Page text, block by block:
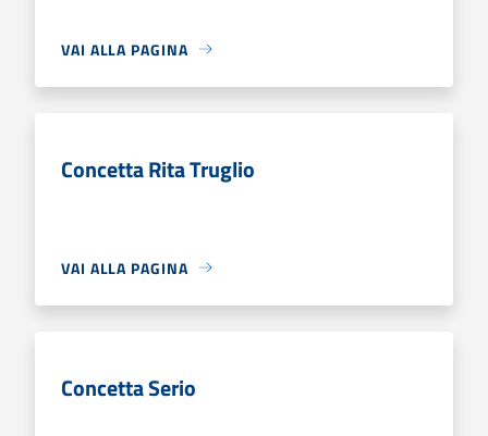
VAI ALLA PAGINA
Concetta Rita Truglio
VAI ALLA PAGINA
Concetta Serio